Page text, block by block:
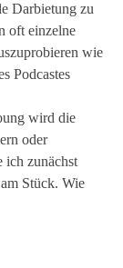
Darbietung zu
oft einzelne
wie
Podcastes
wird die
oder
ich zunächst
Stück. Wie